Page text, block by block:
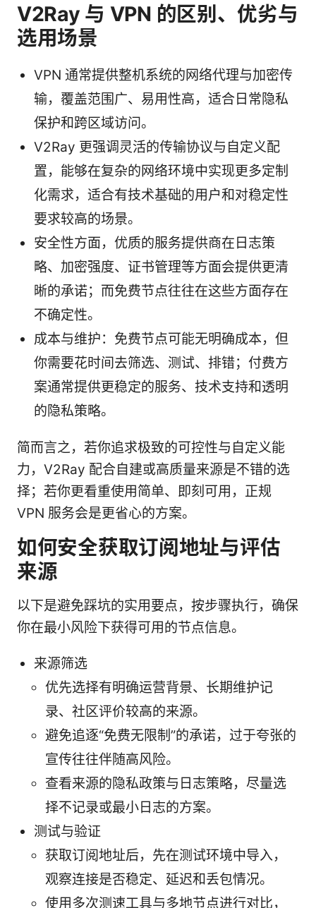
V2Ray 与 VPN 的区别、优劣与
选用场景
VPN 通常提供整机系统的网络代理与加密传
输，覆盖范围广、易用性高，适合日常隐私
保护和跨区域访问。
V2Ray 更强调灵活的传输协议与自定义配
置，能够在复杂的网络环境中实现更多定制
化需求，适合有技术基础的用户和对稳定性
要求较高的场景。
安全性方面，优质的服务提供商在日志策
略、加密强度、证书管理等方面会提供更清
晰的承诺；而免费节点往往在这些方面存在
不确定性。
成本与维护：免费节点可能无明确成本，但
你需要花时间去筛选、测试、排错；付费方
案通常提供更稳定的服务、技术支持和透明
的隐私策略。
简而言之，若你追求极致的可控性与自定义能
力，V2Ray 配合自建或高质量来源是不错的选
择；若你更看重使用简单、即刻可用，正规
VPN 服务会是更省心的方案。
如何安全获取订阅地址与评估
来源
以下是避免踩坑的实用要点，按步骤执行，确保
你在最小风险下获得可用的节点信息。
来源筛选
优先选择有明确运营背景、长期维护记
录、社区评价较高的来源。
避免追逐“免费无限制”的承诺，过于夸张的
宣传往往伴随高风险。
查看来源的隐私政策与日志策略，尽量选
择不记录或最小日志的方案。
测试与验证
获取订阅地址后，先在测试环境中导入，
观察连接是否稳定、延迟和丢包情况。
使用多次测速工具与多地节点进行对比，